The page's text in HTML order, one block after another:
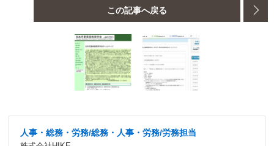
この記事へ戻る
人事・総務・労務/総務・人事・労務/労務担当